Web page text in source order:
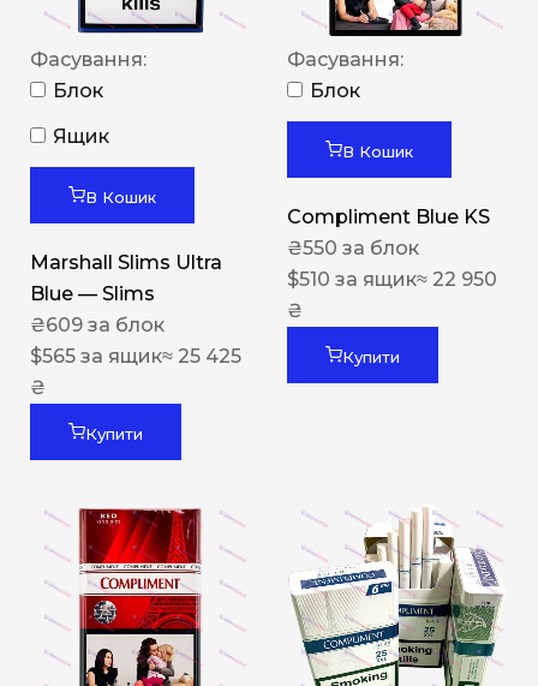
Фасування:
Блок
Ящик
В Кошик
Marshall Slims Ultra
Blue — Slims
₴609 за блок
$565 за ящик≈ 25 425
₴
Купити
Фасування:
Блок
В Кошик
Compliment Blue KS
₴550 за блок
$510 за ящик≈ 22 950
₴
Купити